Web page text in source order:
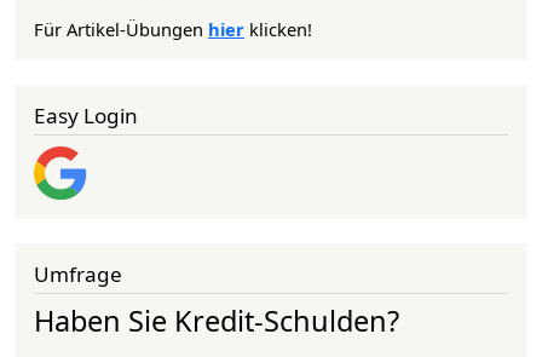
Für Artikel-Übungen hier klicken!
Easy Login
Umfrage
Haben Sie Kredit-Schulden?